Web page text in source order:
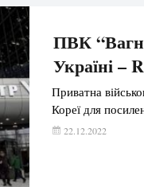
ПВК
Україні –
Приватна
Кореї для
22.12.2022